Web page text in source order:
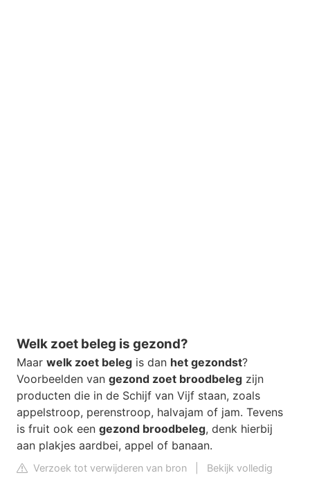
Welk zoet beleg is gezond?
Maar welk zoet beleg is dan het gezondst?
Voorbeelden van gezond zoet broodbeleg zijn
producten die in de Schijf van Vijf staan, zoals
appelstroop, perenstroop, halvajam of jam. Tevens
is fruit ook een gezond broodbeleg, denk hierbij
aan plakjes aardbei, appel of banaan.
Verzoek tot verwijderen van bron
Bekijk volledig